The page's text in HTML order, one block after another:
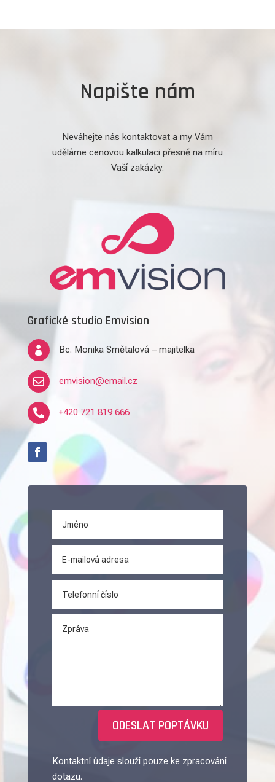
Napište nám
Neváhejte nás kontaktovat a my Vám
uděláme cenovou kalkulaci přesně na míru
Vaší zakázky.
Grafické studio Emvision
 Bc. Monika Smětalová – majitelka
 emvision@email.cz
 +420 721 819 666
ODESLAT POPTÁVKU
Kontaktní údaje slouží pouze ke zpracování
dotazu.